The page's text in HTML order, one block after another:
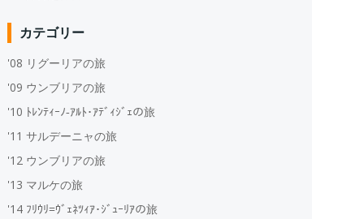
カテゴリー
'08 リグーリアの旅
'09 ウンブリアの旅
'10 ﾄﾚﾝﾃｨｰﾉ‐ｱﾙﾄ･ｱﾃﾞｨｼﾞｪの旅
'11 サルデーニャの旅
'12 ウンブリアの旅
'13 マルケの旅
'14 ﾌﾘｳﾘ=ｳﾞｪﾈﾂｨｱ･ｼﾞｭｰﾘｱの旅